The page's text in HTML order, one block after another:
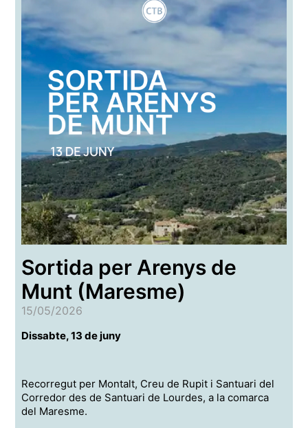
Sortida per Arenys de
Munt (Maresme)
15/05/2026
Dissabte, 13 de juny
Recorregut per Montalt, Creu de Rupit i Santuari del
Corredor des de Santuari de Lourdes, a la comarca
del Maresme.